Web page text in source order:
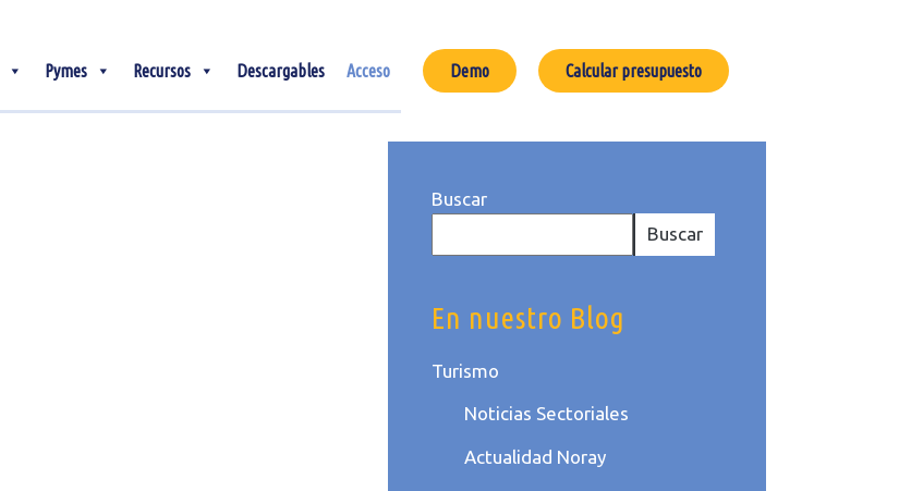
Pymes Recursos Descargables Acceso Demo Calcular presupuesto
Buscar
Buscar
En nuestro Blog
Turismo
Noticias Sectoriales
Actualidad Noray